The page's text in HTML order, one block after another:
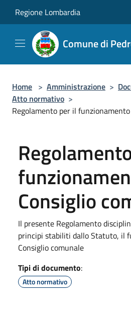
Regione Lombardia
Comune di
Home > Amministrazione >
Atto normativo >
Regolamento per il
Consiglio
Il presente Regolamento
principi stabiliti dallo Statuto, il
Consiglio comunale
Tipi di documento:
Atto normativo